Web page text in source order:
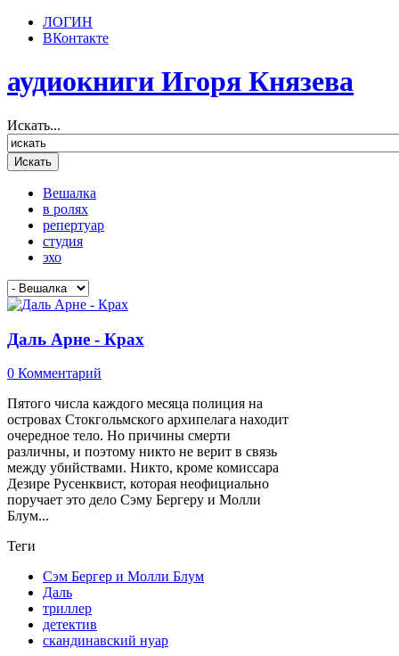
ЛОГИН
ВКонтакте
аудиокниги Игоря Князева
Искать...
Вешалка
в ролях
репертуар
студия
эхо
Даль Арне - Крах
0 Комментарий
Пятого числа каждого месяца полиция на
островах Стокгольмского архипелага находит
очередное тело. Но причины смерти
различны, и поэтому никто не верит в связь
между убийствами. Никто, кроме комиссара
Дезире Русенквист, которая неофициально
поручает это дело Сэму Бергеру и Молли
Блум...
Теги
Сэм Бергер и Молли Блум
Даль
триллер
детектив
скандинавский нуар